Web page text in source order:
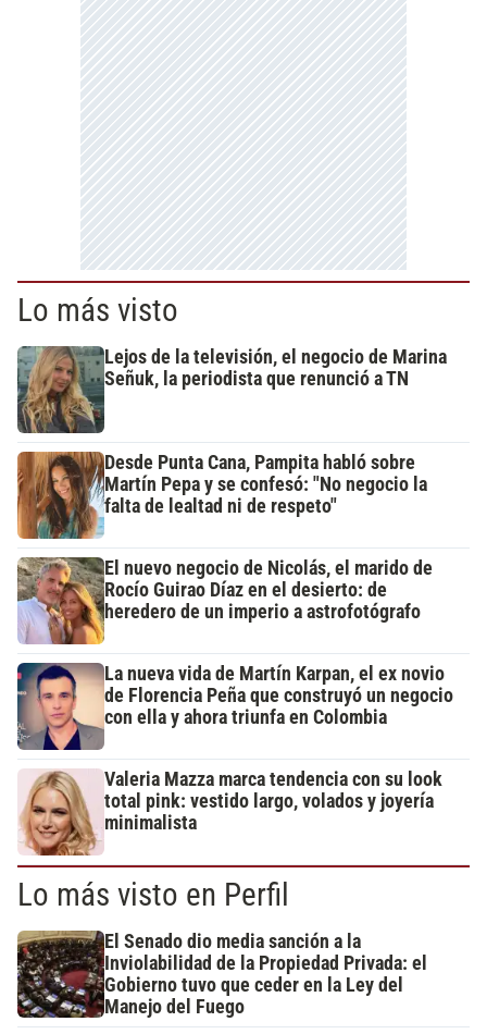
Lo más visto
Lejos de la televisión, el negocio de Marina
Señuk, la periodista que renunció a TN
Desde Punta Cana, Pampita habló sobre
Martín Pepa y se confesó: "No negocio la
falta de lealtad ni de respeto"
El nuevo negocio de Nicolás, el marido de
Rocío Guirao Díaz en el desierto: de
heredero de un imperio a astrofotógrafo
La nueva vida de Martín Karpan, el ex novio
de Florencia Peña que construyó un negocio
con ella y ahora triunfa en Colombia
Valeria Mazza marca tendencia con su look
total pink: vestido largo, volados y joyería
minimalista
Lo más visto en Perfil
El Senado dio media sanción a la
Inviolabilidad de la Propiedad Privada: el
Gobierno tuvo que ceder en la Ley del
Manejo del Fuego